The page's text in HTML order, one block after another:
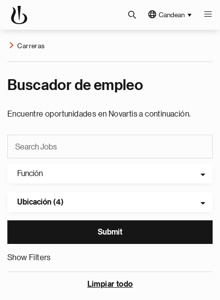
Candean
Carreras
Buscador de empleo
Encuentre oportunidades en Novartis a continuación.
Función
Ubicación (4)
Show Filters
Limpiar todo